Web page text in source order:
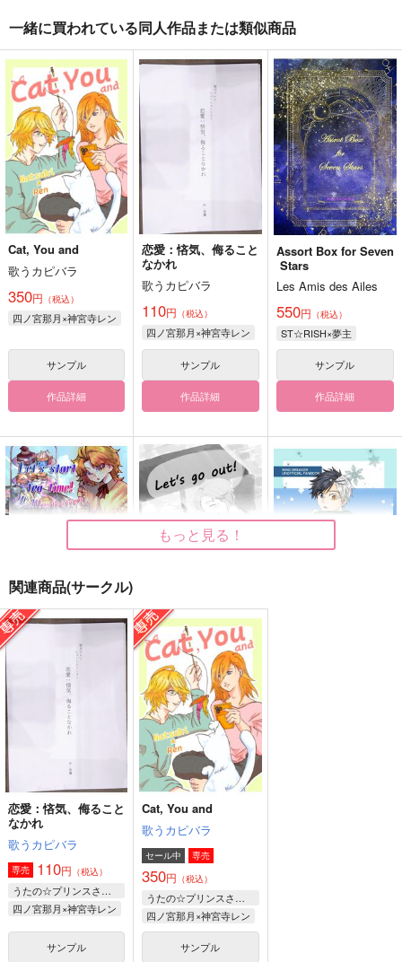
一緒に買われている同人作品または類似商品
Cat, You and
歌うカピバラ
350円 （税込）
四ノ宮那月×神宮寺レン
サンプル
作品詳細
恋愛：悋気、侮ること
なかれ
歌うカピバラ
110円 （税込）
四ノ宮那月×神宮寺レン
サンプル
作品詳細
Assort Box for Seven
Stars
Les Amis des Ailes
550円 （税込）
ST☆RISH×夢主
サンプル
作品詳細
Let's start tea time!
（税込）
ジョナサン×ディオ
作品詳細
Let's go out!
きのこ部屋
472円（税込）
フロイド×アズール
サンプル
作品詳細
もっと見る！
関連商品(サークル)
恋愛：悋気、侮ること
なかれ
歌うカピバラ
専売 110円 （税込）
うたの☆プリンスさまっ♪
四ノ宮那月×神宮寺レン
サンプル
Cat, You and
歌うカピバラ
セール中 専売
350円 （税込）
うたの☆プリンスさまっ♪
四ノ宮那月×神宮寺レン
サンプル